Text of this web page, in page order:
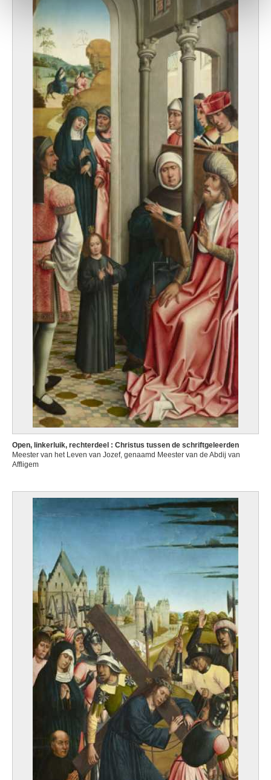
Open, linkerluik, rechterdeel : Christus tussen de schriftgeleerden
Meester van het Leven van Jozef, genaamd Meester van de Abdij van
Affligem